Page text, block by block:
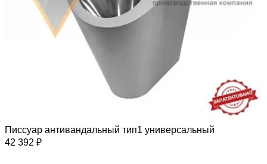
Писсуар антивандальный тип1 универсальный
42 392 ₽